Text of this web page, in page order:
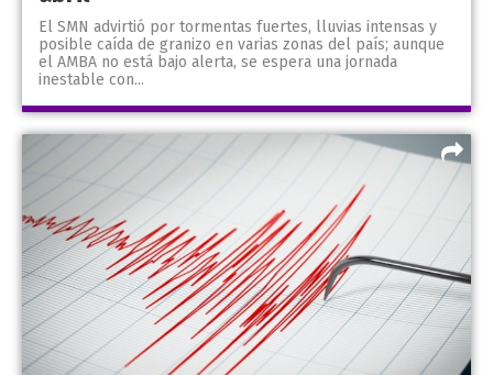
El SMN advirtió por tormentas fuertes, lluvias intensas y
posible caída de granizo en varias zonas del país; aunque
el AMBA no está bajo alerta, se espera una jornada
inestable con...